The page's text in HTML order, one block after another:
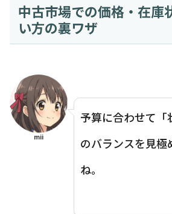
中古市場での価格・在庫
い方の裏ワザ
mii
予算に合わせて「
のバランスを見極
ね。